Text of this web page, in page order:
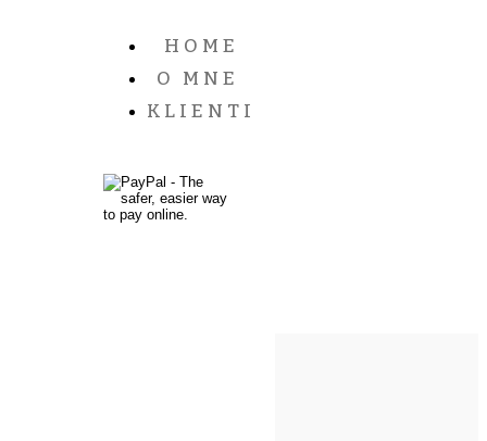
HOME
O MNE
KLIENTI